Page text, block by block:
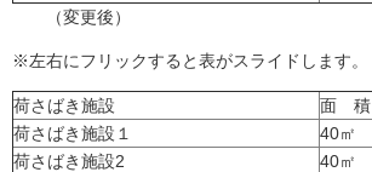
（変更後）
※左右にフリックすると表がスライドします。
荷さばき施設
面 積
荷さばき施設１
40㎡
荷さばき施設2
40㎡